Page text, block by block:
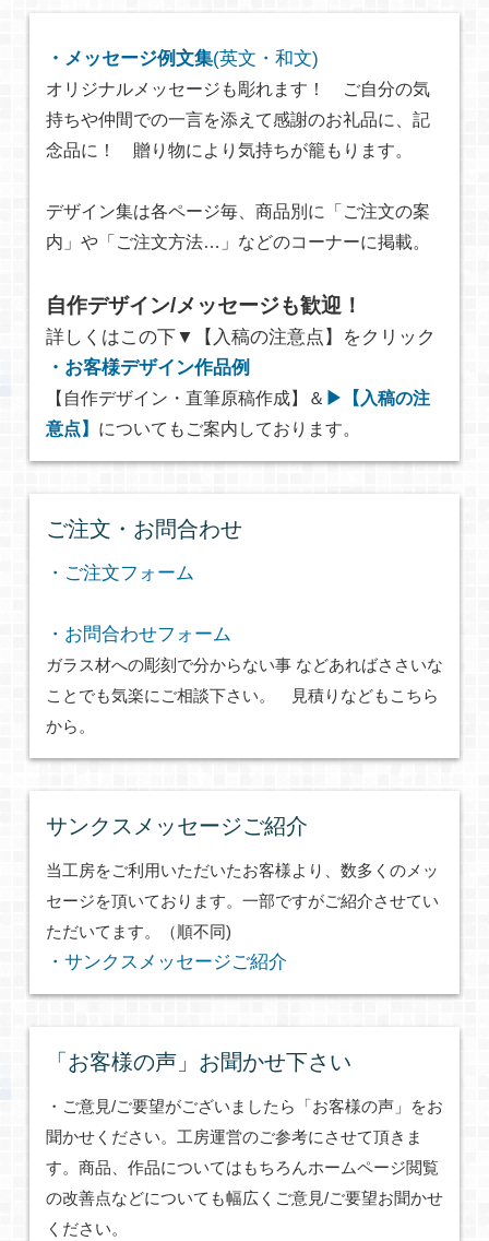
・メッセージ例文集(英文・和文)
オリジナルメッセージも彫れます！ ご自分の気
持ちや仲間での一言を添えて感謝のお礼品に、記
念品に！ 贈り物により気持ちが籠もります。
デザイン集は各ページ毎、商品別に「ご注文の案
内」や「ご注文方法…」などのコーナーに掲載。
自作デザイン/メッセージも歓迎！
詳しくはこの下▼【入稿の注意点】をクリック
・お客様デザイン作品例
【自作デザイン・直筆原稿作成】＆ ▶【入稿の注
意点】 についてもご案内しております。
ご注文・お問合わせ
・ご注文フォーム
・お問合わせフォーム
ガラス材への彫刻で分からない事 などあればささいな
ことでも気楽にご相談下さい。 見積りなどもこちら
から。
サンクスメッセージご紹介
当工房をご利用いただいたお客様より、数多くのメッ
セージを頂いております。一部ですがご紹介させてい
ただいてます。（順不同)
・サンクスメッセージご紹介
「お客様の声」お聞かせ下さい
・ご意見/ご要望がございましたら「お客様の声」をお
聞かせください。工房運営のご参考にさせて頂きま
す。商品、作品についてはもちろんホームページ閲覧
の改善点などについても幅広くご意見/ご要望お聞かせ
ください。